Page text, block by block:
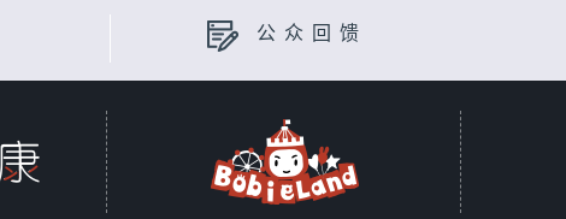
公众回馈